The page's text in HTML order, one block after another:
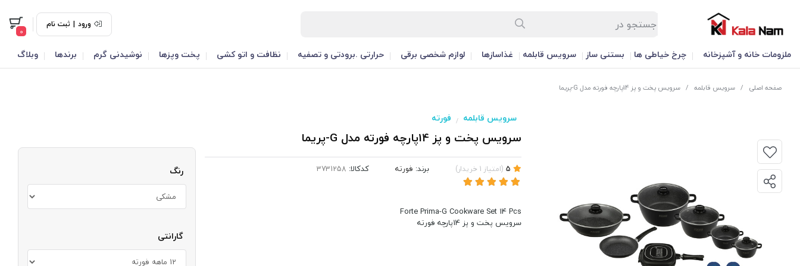
ورود | ثبت نام
0
ملزومات خانه و آشپزخانه چرخ خیاطی ها بستنی ساز سرویس قابلمه غذاسازها لوازم شخصی برقی حرارتی .برودتی و تصفیه نظافت و اتو کشی پخت وپزها نوشیدنی گرم برندها وبلاگ
صفحه اصلی / سرویس قابلمه / سرویس پخت و پز 14پارچه فورته مدل G-پریما
سرویس قابلمه / فورته
سرویس پخت و پز 14پارچه فورته مدل G-پریما
(امتیاز 1 خریدار) برند: فورته کدکالا:
Forte Prima-G Cookware Set 14 Pcs
سرویس پخت و پز 14پارچه فورته
رنگ
گارانتی